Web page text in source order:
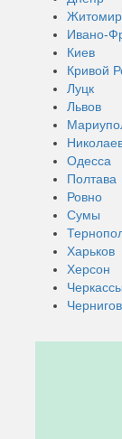
Житомир
Ивано-
Киев
Кривой
Луцк
Львов
Одесса
Полтава
Ровно
Сумы
Харьков
Херсон
Черкассы
Чернигов